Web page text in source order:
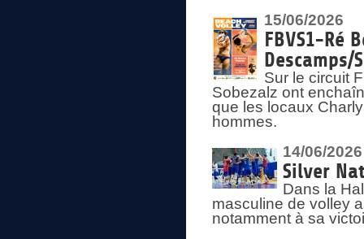
15/06/2026
FBVS1-Ré
Descamps/
Sur le circuit
Sobezalz ont
que les locaux
hommes.
14/06/2026
Silver
Dans la
masculine de volley
notamment à sa